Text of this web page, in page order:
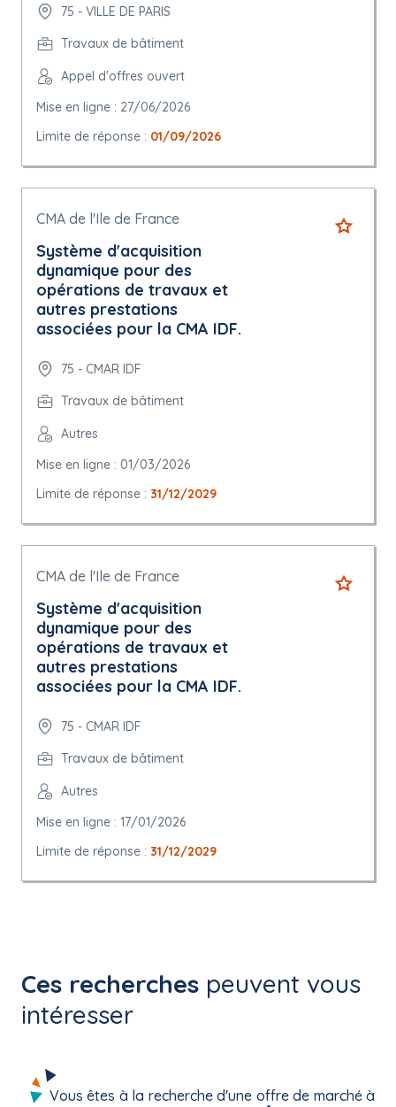
75 - VILLE DE PARIS
Travaux de bâtiment
Appel d'offres ouvert
Mise en ligne : 27/06/2026
Limite de réponse : 01/09/2026
CMA de l'Ile de France
Système d'acquisition
dynamique pour des
opérations de travaux et
autres prestations
associées pour la CMA IDF.
75 - CMAR IDF
Travaux de bâtiment
Autres
Mise en ligne : 01/03/2026
Limite de réponse : 31/12/2029
CMA de l'Ile de France
Système d'acquisition
dynamique pour des
opérations de travaux et
autres prestations
associées pour la CMA IDF.
75 - CMAR IDF
Travaux de bâtiment
Autres
Mise en ligne : 17/01/2026
Limite de réponse : 31/12/2029
Ces recherches peuvent vous
intéresser
Vous êtes à la recherche d'une offre de marché à